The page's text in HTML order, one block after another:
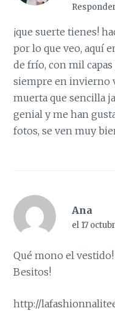
Responder
¡que suerte tienes!
por lo que veo, aquí
de frío, con mil
siempre en invierno
muerta que sencilla
genial y me han
fotos, se ven muy
Ana
el 17
Qué mono el vestido!
Besitos!
http://